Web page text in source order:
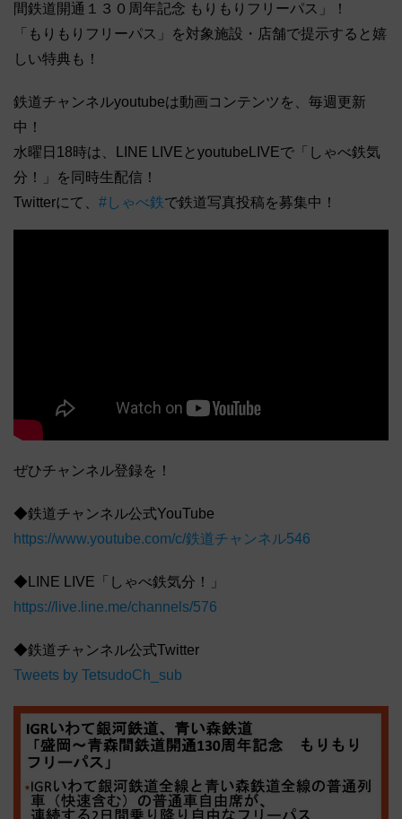
間鉄道開通１３０周年記念 もりもりフリーパス」！
「もりもりフリーパス」を対象施設・店舗で提示すると嬉
しい特典も！
鉄道チャンネルyoutubeは動画コンテンツを、毎週更新
中！
水曜日18時は、LINE LIVEとyoutubeLIVEで「しゃべ鉄気
分！」を同時生配信！
Twitterにて、 #しゃべ鉄で鉄道写真投稿を募集中！
ぜひチャンネル登録を！
◆鉄道チャンネル公式YouTube
https://www.youtube.com/c/鉄道チャンネル546
◆LINE LIVE「しゃべ鉄気分！」
https://live.line.me/channels/576
◆鉄道チャンネル公式Twitter
Tweets by TetsudoCh_sub